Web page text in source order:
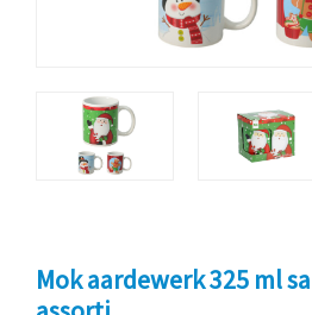
Mok aardewerk 325 ml